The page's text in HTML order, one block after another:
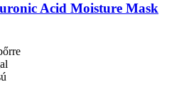
Acid Moisture Mask